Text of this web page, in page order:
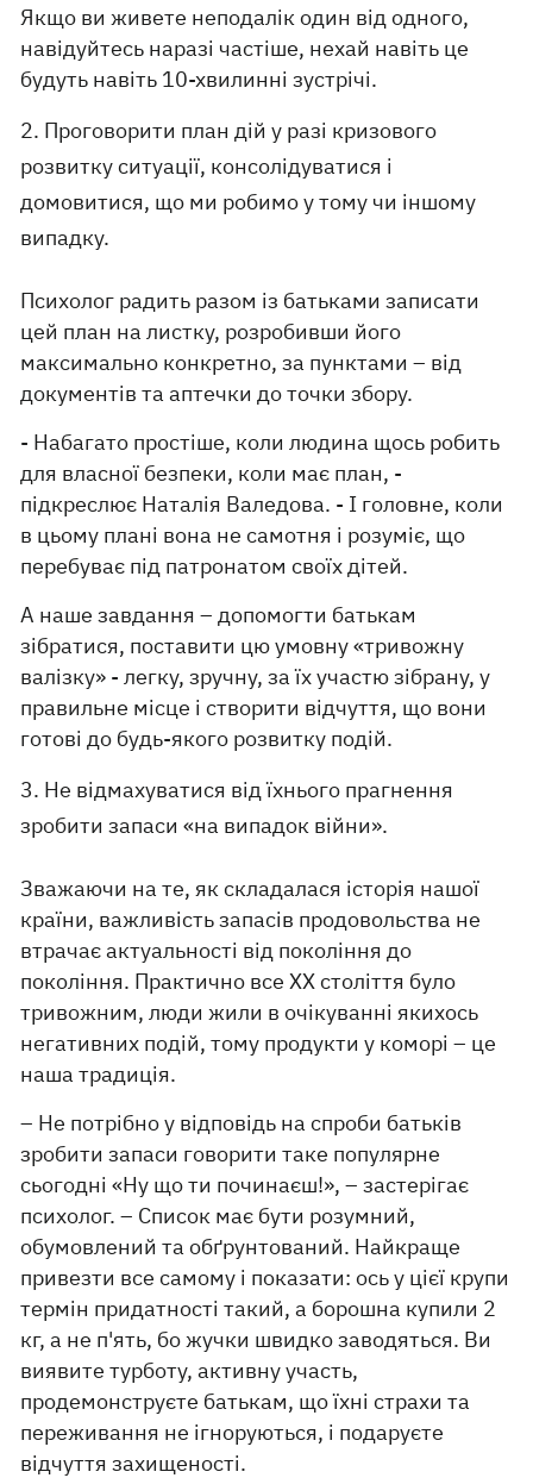
Якщо ви живете неподалік один від одного,
навідуйтесь наразі частіше, нехай навіть це
будуть навіть 10-хвилинні зустрічі.
2. Проговорити план дій у разі кризового
розвитку ситуації, консолідуватися і
домовитися, що ми робимо у тому чи іншому
випадку.
Психолог радить разом із батьками записати
цей план на листку, розробивши його
максимально конкретно, за пунктами – від
документів та аптечки до точки збору.
- Набагато простіше, коли людина щось робить
для власної безпеки, коли має план, -
підкреслює Наталія Валедова. - І головне, коли
в цьому плані вона не самотня і розуміє, що
перебуває під патронатом своїх дітей.
А наше завдання – допомогти батькам
зібратися, поставити цю умовну «тривожну
валізку» - легку, зручну, за їх участю зібрану, у
правильне місце і створити відчуття, що вони
готові до будь-якого розвитку подій.
3. Не відмахуватися від їхнього прагнення
зробити запаси «на випадок війни».
Зважаючи на те, як складалася історія нашої
країни, важливість запасів продовольства не
втрачає актуальності від покоління до
покоління. Практично все ХХ століття було
тривожним, люди жили в очікуванні якихось
негативних подій, тому продукти у коморі – це
наша традиція.
– Не потрібно у відповідь на спроби батьків
зробити запаси говорити таке популярне
сьогодні «Ну що ти починаєш!», – застерігає
психолог. – Список має бути розумний,
обумовлений та обґрунтований. Найкраще
привезти все самому і показати: ось у цієї крупи
термін придатності такий, а борошна купили 2
кг, а не п'ять, бо жучки швидко заводяться. Ви
виявите турботу, активну участь,
продемонструєте батькам, що їхні страхи та
переживання не ігноруються, і подаруєте
відчуття захищеності.